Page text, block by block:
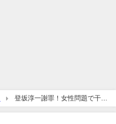
登坂淳一謝罪！女性問題で干さ